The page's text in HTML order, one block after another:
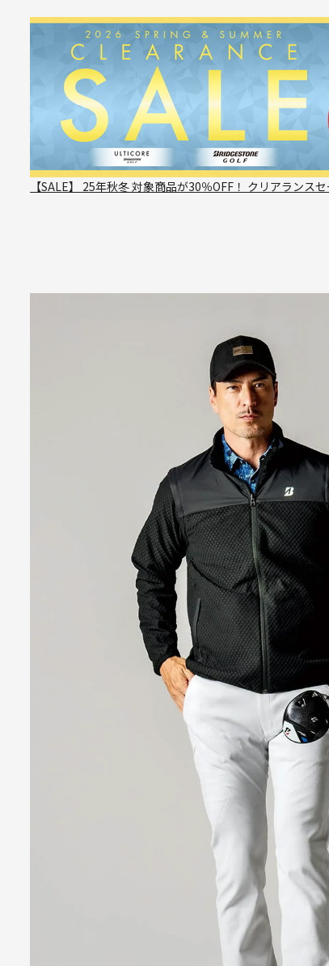
【SALE】 25年秋冬 対象商品が30％OFF！ クリアランス